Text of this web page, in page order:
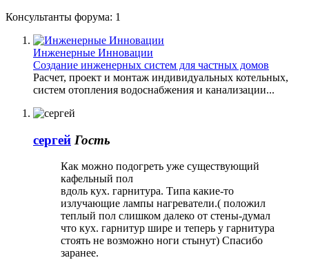
Консультанты форума: 1
Инженерные Инновации
Создание инженерных систем для частных домов
Расчет, проект и монтаж индивидуальных котельных,
систем отопления водоснабжения и канализации...
сергей Гость
Как можно подогреть уже существующий
кафельный пол
вдоль кух. гарнитура. Типа какие-то
излучающие лампы нагреватели.( положил
теплый пол слишком далеко от стены-думал
что кух. гарнитур шире и теперь у гарнитура
стоять не возможно ноги стынут) Спасибо
заранее.